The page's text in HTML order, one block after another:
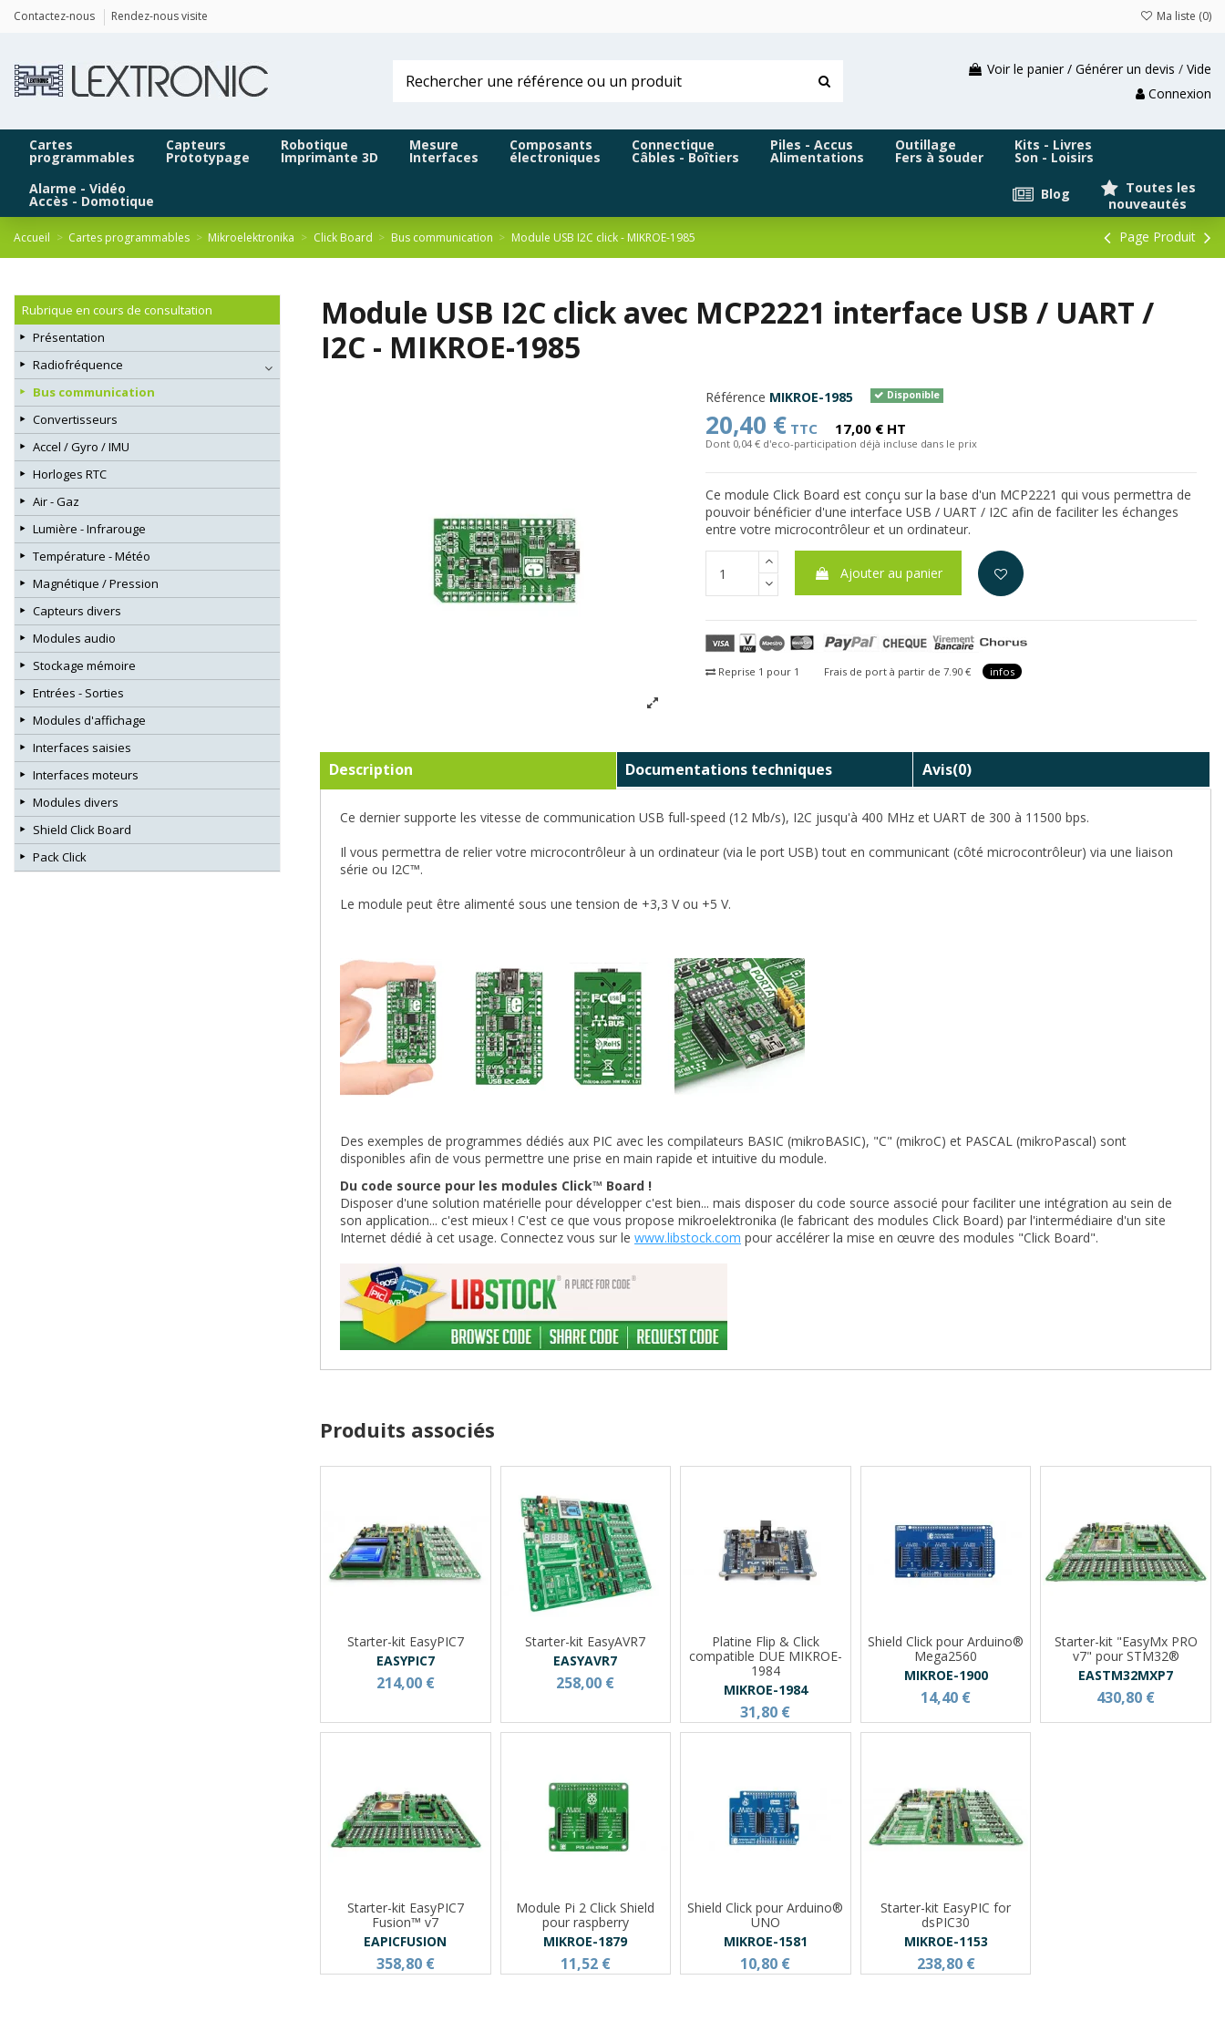
Contactez-nous Rendez-nous visite Ma liste (0)
Voir le panier / Générer un devis / Vide
Connexion
Cartes
programmables
Capteurs
Prototypage
Robotique
Imprimante 3D
Mesure
Interfaces
Composants
électroniques
Connectique
Câbles - Boîtiers
Piles - Accus
Alimentations
Outillage
Fers à souder
Kits - Livres
Son - Loisirs
Alarme - Vidéo
Accès - Domotique
Toutes les
nouveautés
Blog
Accueil Cartes programmables Mikroelektronika Click Board Bus communication Module USB I2C click - MIKROE-1985 Page Produit
Module USB I2C click avec MCP2221 interface USB / UART /
I2C - MIKROE-1985
Référence MIKROE-1985 Disponible
20,40 € TTC 17,00 € HT
Dont 0,04 € d'eco-participation déjà incluse dans le prix
Ce module Click Board est conçu sur la base d'un MCP2221 qui vous permettra de
pouvoir bénéficier d'une interface USB / UART / I2C afin de faciliter les échanges
entre votre microcontrôleur et un ordinateur.
Ajouter au panier
Reprise 1 pour 1 Frais de port à partir de 7.90 € infos
Description Documentations techniques Avis(0)
Ce dernier supporte les vitesse de communication USB full-speed (12 Mb/s), I2C jusqu'à 400 MHz et UART de 300 à 11500 bps.
Il vous permettra de relier votre microcontrôleur à un ordinateur (via le port USB) tout en communicant (côté microcontrôleur) via une liaison
série ou I2C™.
Le module peut être alimenté sous une tension de +3,3 V ou +5 V.
Des exemples de programmes dédiés aux PIC avec les compilateurs BASIC (mikroBASIC), "C" (mikroC) et PASCAL (mikroPascal) sont
disponibles afin de vous permettre une prise en main rapide et intuitive du module.
Du code source pour les modules Click™ Board !
Disposer d'une solution matérielle pour développer c'est bien... mais disposer du code source associé pour faciliter une intégration au sein de
son application... c'est mieux ! C'est ce que vous propose mikroelektronika (le fabricant des modules Click Board) par l'intermédiaire d'un site
Internet dédié à cet usage. Connectez vous sur le www.libstock.com pour accélérer la mise en œuvre des modules "Click Board".
Produits associés
Starter-kit EasyPIC7
EASYPIC7
214,00 €
Starter-kit EasyAVR7
EASYAVR7
258,00 €
Platine Flip & Click
compatible DUE MIKROE-
1984
MIKROE-1984
31,80 €
Shield Click pour Arduino®
Mega2560
MIKROE-1900
14,40 €
Starter-kit "EasyMx PRO
v7" pour STM32®
EASTM32MXP7
430,80 €
Starter-kit EasyPIC7
Fusion™ v7
EAPICFUSION
358,80 €
Module Pi 2 Click Shield
pour raspberry
MIKROE-1879
11,52 €
Shield Click pour Arduino®
UNO
MIKROE-1581
10,80 €
Starter-kit EasyPIC for
dsPIC30
MIKROE-1153
238,80 €
Rubrique en cours de consultation
Présentation
Radiofréquence
Bus communication
Convertisseurs
Accel / Gyro / IMU
Horloges RTC
Air - Gaz
Lumière - Infrarouge
Température - Météo
Magnétique / Pression
Capteurs divers
Modules audio
Stockage mémoire
Entrées - Sorties
Modules d'affichage
Interfaces saisies
Interfaces moteurs
Modules divers
Shield Click Board
Pack Click
Panneau de gestion des cookies